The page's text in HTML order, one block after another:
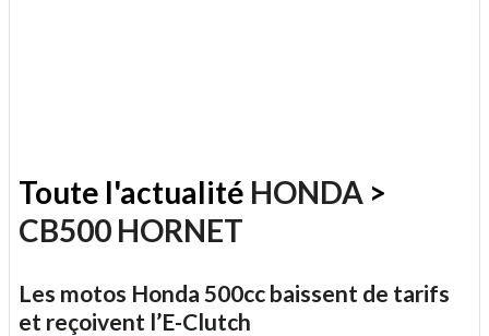
Toute l'actualité HONDA >
CB500 HORNET
Les motos Honda 500cc baissent de tarifs
et reçoivent l’E-Clutch